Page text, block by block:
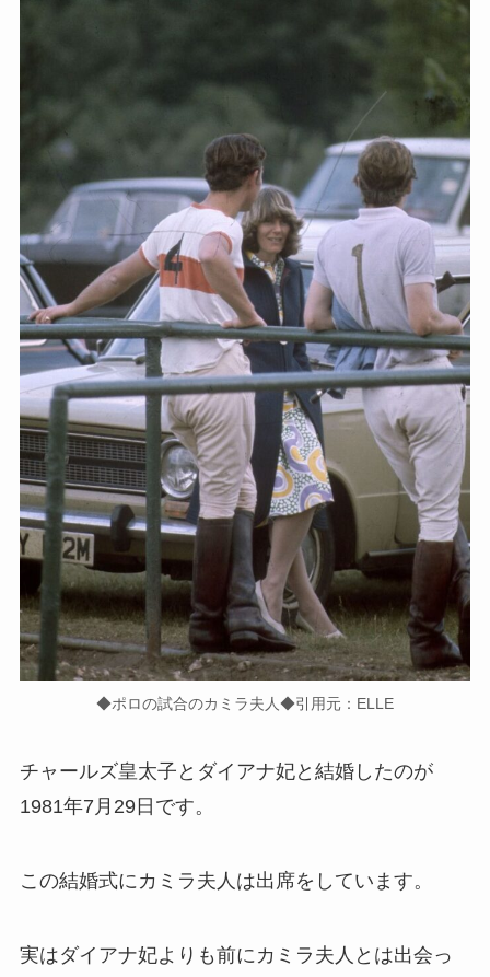
◆ポロの試合のカミラ夫人◆引用元：ELLE
チャールズ皇太子とダイアナ妃と結婚したのが
1981年7月29日です。
この結婚式にカミラ夫人は出席をしています。
実はダイアナ妃よりも前にカミラ夫人とは出会っ